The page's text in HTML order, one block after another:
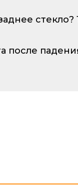
после